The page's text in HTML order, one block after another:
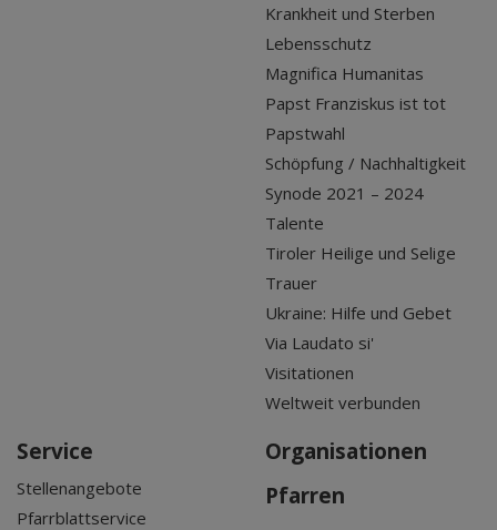
Krankheit und Sterben
Lebensschutz
Magnifica Humanitas
Papst Franziskus ist tot
Papstwahl
Schöpfung / Nachhaltigkeit
Synode 2021 – 2024
Talente
Tiroler Heilige und Selige
Trauer
Ukraine: Hilfe und Gebet
Via Laudato si'
Visitationen
Weltweit verbunden
Service
Stellenangebote
Pfarrblattservice
Organisationen
Pfarren